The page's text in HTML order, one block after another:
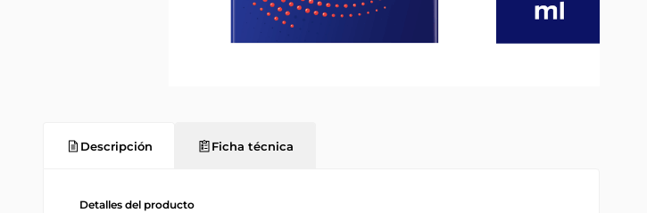
Descripción Ficha técnica
Detalles del producto